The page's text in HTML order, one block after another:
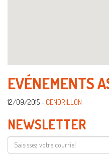
EVÉNEMENTS
12/09/2015 - CENDRILLON
NEWSLETTER